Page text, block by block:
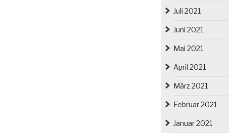
Juli 2021
Juni 2021
Mai 2021
April 2021
März 2021
Februar 2021
Januar 2021